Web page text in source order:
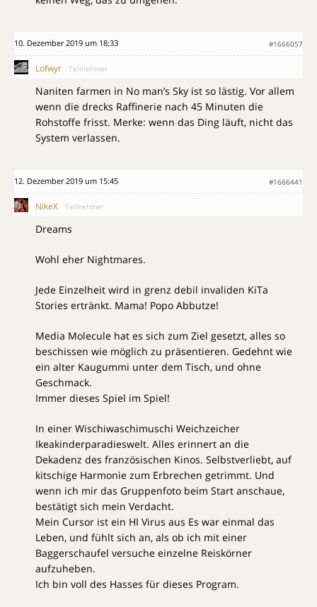
10. Dezember 2019 um 18:33 #1666057
Lofwyr Teilnehmer
Naniten farmen in No man’s Sky ist so lästig. Vor allem
wenn die drecks Raffinerie nach 45 Minuten die
Rohstoffe frisst. Merke: wenn das Ding läuft, nicht das
System verlassen.
12. Dezember 2019 um 15:45 #1666441
NikeX Teilnehmer
Dreams
Wohl eher Nightmares.
Jede Einzelheit wird in grenz debil invaliden KiTa
Stories ertränkt. Mama! Popo Abbutze!
Media Molecule hat es sich zum Ziel gesetzt, alles so
beschissen wie möglich zu präsentieren. Gedehnt wie
ein alter Kaugummi unter dem Tisch, und ohne
Geschmack.
Immer dieses Spiel im Spiel!
In einer Wischiwaschimuschi Weichzeicher
Ikeakinderparadieswelt. Alles erinnert an die
Dekadenz des französischen Kinos. Selbstverliebt, auf
kitschige Harmonie zum Erbrechen getrimmt. Und
wenn ich mir das Gruppenfoto beim Start anschaue,
bestätigt sich mein Verdacht.
Mein Cursor ist ein HI Virus aus Es war einmal das
Leben, und fühlt sich an, als ob ich mit einer
Baggerschaufel versuche einzelne Reiskörner
aufzuheben.
Ich bin voll des Hasses für dieses Program.